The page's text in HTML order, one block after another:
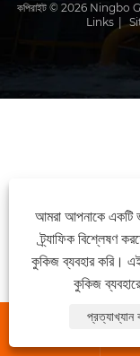
কপিরাইট © 2026 Ningbo
Links
আমরা আপনাকে একটি
ট্র্যাফিক বিশ্লেষণ
কুকিজ ব্যবহার করি।
কুকিজ